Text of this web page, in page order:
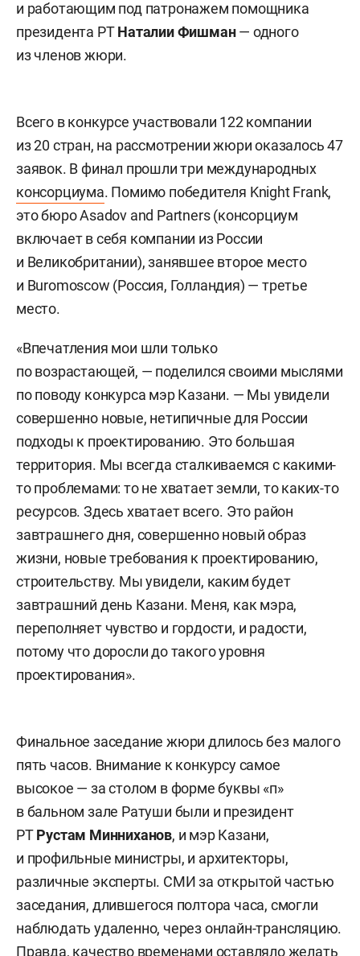
и работающим под патронажем помощника
президента РТНаталии Фишман— одного
из членов жюри.
Всего в конкурсе участвовали 122 компании
из 20 стран, на рассмотрении жюри оказалось 47
заявок. В финал прошли три международных
консорциума. Помимо победителя Knight Frank,
это бюро Asadov and Partners (консорциум
включает в себя компании из России
и Великобритании), занявшее второе место
и Buromoscow (Россия, Голландия) — третье
место.
«Впечатления мои шли только
по возрастающей, — поделился своими мыслями
по поводу конкурса мэр Казани. — Мы увидели
совершенно новые, нетипичные для России
подходы к проектированию. Это большая
территория. Мы всегда сталкиваемся с какими-
то проблемами: то не хватает земли, то каких-то
ресурсов. Здесь хватает всего. Это район
завтрашнего дня, совершенно новый образ
жизни, новые требования к проектированию,
строительству. Мы увидели, каким будет
завтрашний день Казани. Меня, как мэра,
переполняет чувство и гордости, и радости,
потому что доросли до такого уровня
проектирования».
Финальное заседание жюри длилось без малого
пять часов. Внимание к конкурсу самое
высокое — за столом в форме буквы «п»
в бальном зале Ратуши были и президент
РТРустам Минниханов, и мэр Казани,
и профильные министры, и архитекторы,
различные эксперты. СМИ за открытой частью
заседания, длившегося полтора часа, смогли
наблюдать удаленно, через онлайн-трансляцию.
Правда, качество временами оставляло желать